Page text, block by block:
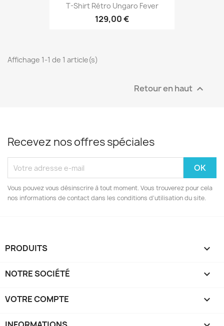
T-Shirt Rétro Ungaro Fever
129,00 €
Affichage 1-1 de 1 article(s)
Retour en haut 
Recevez nos offres spéciales
Vous pouvez vous désinscrire à tout moment. Vous trouverez pour cela
nos informations de contact dans les conditions d'utilisation du site.
PRODUITS 
NOTRE SOCIÉTÉ 
VOTRE COMPTE 